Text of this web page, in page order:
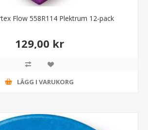
Flow 558R114 Plektrum 12-pack
129,00 kr
LÄGG I VARUKORG